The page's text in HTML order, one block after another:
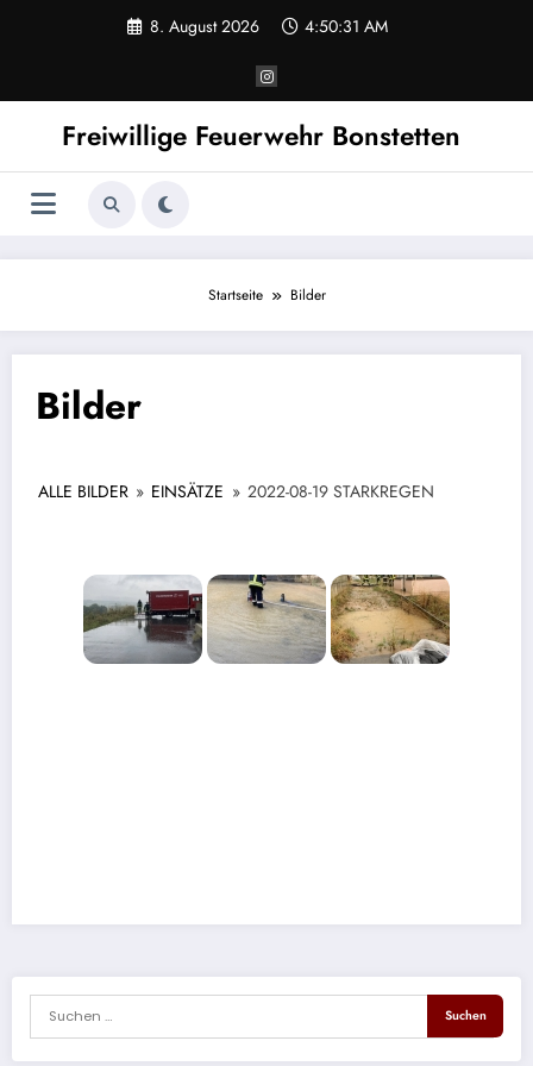
8. August 2026 4:50:31 AM
Freiwillige Feuerwehr Bonstetten
Startseite Bilder
Bilder
ALLE BILDER » EINSÄTZE » 2022-08-19 STARKREGEN